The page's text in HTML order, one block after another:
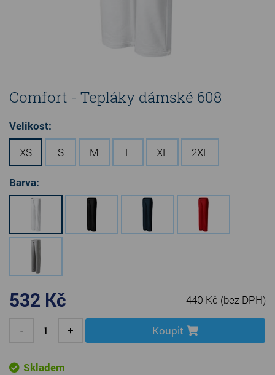
Comfort - Tepláky dámské 608
Velikost:
XS
S M L XL 2XL
Barva:
532 Kč 440 Kč (bez DPH)
- + Koupit
Skladem